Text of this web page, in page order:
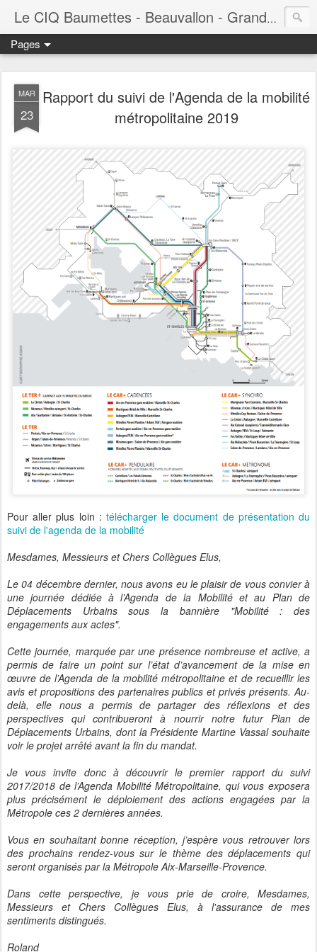
Le CIQ Baumettes - Beauvallon - Grandval - Seigneurie - Valmont - Vert-Plan
Pages
MAR
23
Rapport du suivi de l'Agenda de la mobilité
métropolitaine 2019
Pour aller plus loin : télécharger le document de présentation du
suivi de l'agenda de la mobilité
Mesdames, Messieurs et Chers Collègues Elus,
Le 04 décembre dernier, nous avons eu le plaisir de vous convier à
une journée dédiée à l’Agenda de la Mobilité et au Plan de
Déplacements Urbains sous la bannière "Mobilité : des
engagements aux actes".
Cette journée, marquée par une présence nombreuse et active, a
permis de faire un point sur l’état d’avancement de la mise en
œuvre de l’Agenda de la mobilité métropolitaine et de recueillir les
avis et propositions des partenaires publics et privés présents. Au-
delà, elle nous a permis de partager des réflexions et des
perspectives qui contribueront à nourrir notre futur Plan de
Déplacements Urbains, dont la Présidente Martine Vassal souhaite
voir le projet arrêté avant la fin du mandat.
Je vous invite donc à découvrir le premier rapport du suivi
2017/2018 de l’Agenda Mobilité Métropolitaine, qui vous exposera
plus précisément le déploiement des actions engagées par la
Métropole ces 2 dernières années.
Vous en souhaitant bonne réception, j’espère vous retrouver lors
des prochains rendez-vous sur le thème des déplacements qui
seront organisés par la Métropole Aix-Marseille-Provence.
Dans cette perspective, je vous prie de croire, Mesdames,
Messieurs et Chers Collègues Elus, à l'assurance de mes
sentiments distingués.
Roland